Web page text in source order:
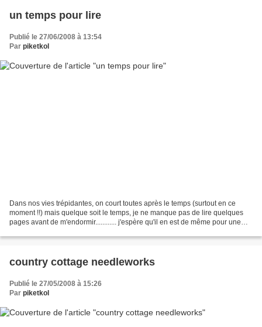
un temps pour lire
Publié le 27/06/2008 à 13:54
Par piketkol
Dans nos vies trépidantes, on court toutes après le temps (surtout en ce
moment !!) mais quelque soit le temps, je ne manque pas de lire quelques
pages avant de m'endormir............ j'espère qu'il en est de même pour une
country cottage needleworks
Publié le 27/05/2008 à 15:26
Par piketkol